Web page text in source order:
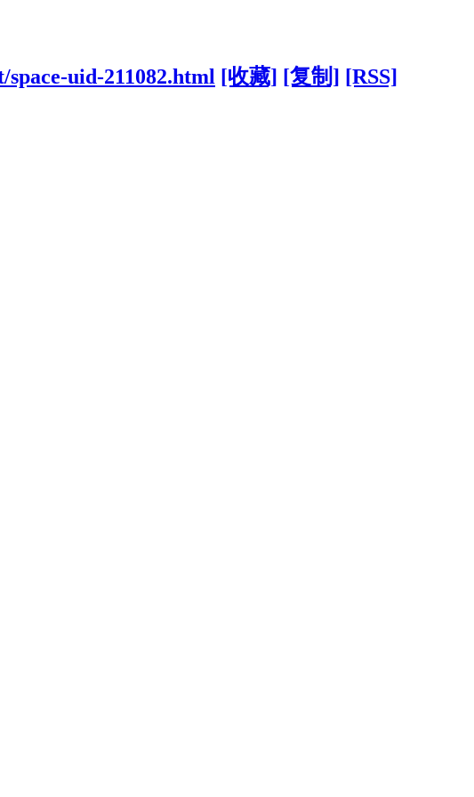
uid-211082.html [收藏] [复制] [RSS]